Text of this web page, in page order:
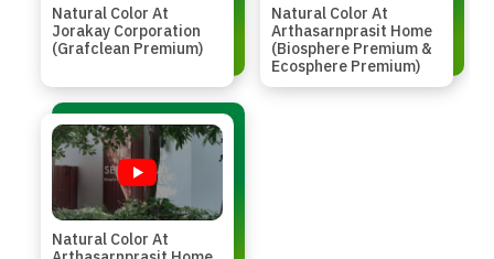
Natural Color At
Jorakay Corporation
(Grafclean Premium)
Natural Color At
Arthasarnprasit Home
(Biosphere Premium &
Ecosphere Premium)
Natural Color At